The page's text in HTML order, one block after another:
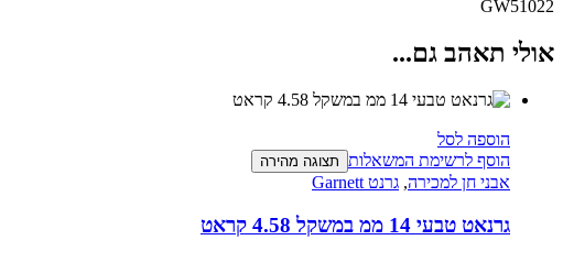
GW51022
אולי תאהב גם...
הוספה לסל
הוסף לרשימת המשאלות תצוגה מהירה
אבני חן למכירה, גרנט Garnett
גרנאט טבעי 14 ממ במשקל 4.58 קראט